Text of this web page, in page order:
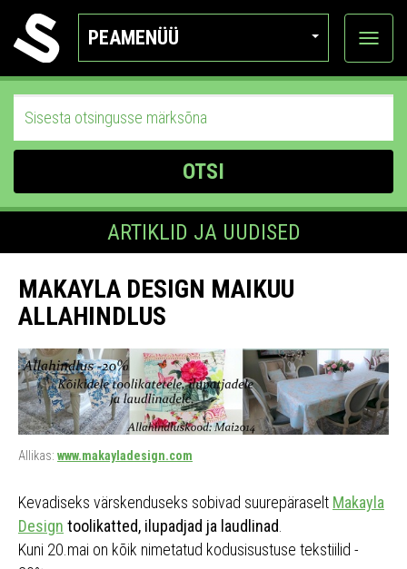
PEAMENÜÜ
Ava
OTSI
ARTIKLID JA UUDISED
MAKAYLA DESIGN MAIKUU
ALLAHINDLUS
Allikas: www.makayladesign.com
Kevadiseks värskenduseks sobivad suurepäraselt Makayla
Design toolikatted, ilupadjad ja laudlinad
Kuni 20.mai on kõik nimetatud kodusisustuse tekstiilid -